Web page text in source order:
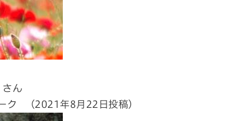
ん
ク （2021年8月22日投稿）